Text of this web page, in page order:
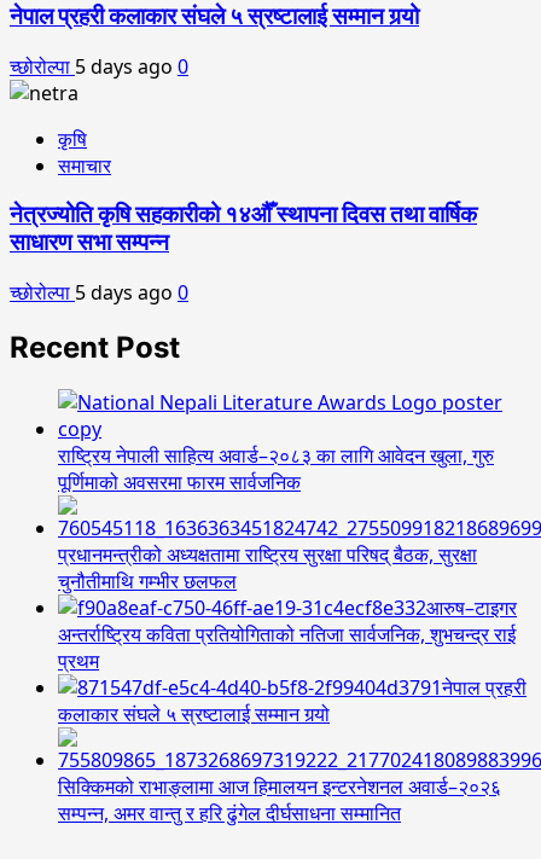
नेपाल प्रहरी कलाकार संघले ५ स्रष्टालाई सम्मान गर्‍यो
च्छोरोल्पा 5 days ago 0
कृषि
समाचार
नेत्रज्योति कृषि सहकारीको १४औँ स्थापना दिवस तथा वार्षिक
साधारण सभा सम्पन्न
च्छोरोल्पा 5 days ago 0
Recent Post
राष्ट्रिय नेपाली साहित्य अवार्ड–२०८३ का लागि आवेदन खुला, गुरु
पूर्णिमाको अवसरमा फारम सार्वजनिक
प्रधानमन्त्रीको अध्यक्षतामा राष्ट्रिय सुरक्षा परिषद् बैठक, सुरक्षा
चुनौतीमाथि गम्भीर छलफल
आरुष–टाइगर
अन्तर्राष्ट्रिय कविता प्रतियोगिताको नतिजा सार्वजनिक, शुभचन्द्र राई
प्रथम
नेपाल प्रहरी
कलाकार संघले ५ स्रष्टालाई सम्मान गर्‍यो
सिक्किमको राभाङ्लामा आज हिमालयन इन्टरनेशनल अवार्ड–२०२६
सम्पन्न, अमर वान्तु र हरि ढुंगेल दीर्घसाधना सम्मानित